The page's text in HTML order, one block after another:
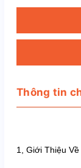
Thông tin
1, Giới Thiệu